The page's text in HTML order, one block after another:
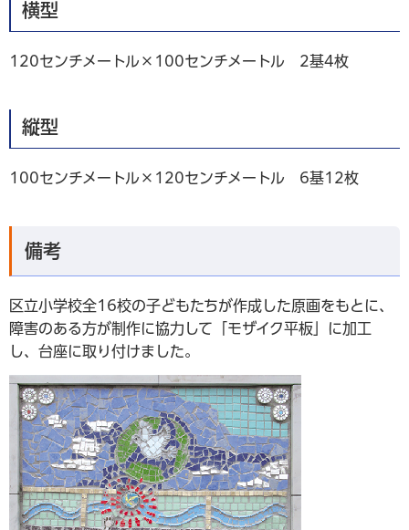
横型
120センチメートル×100センチメートル 2基4枚
縦型
100センチメートル×120センチメートル 6基12枚
備考
区立小学校全16校の子どもたちが作成した原画をもとに、
障害のある方が制作に協力して「モザイク平板」に加工
し、台座に取り付けました。